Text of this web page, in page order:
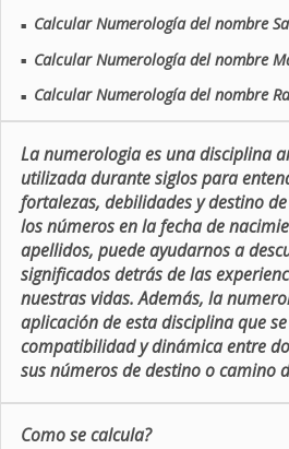
■ Calcular Numerología del nombre
■ Calcular Numerología del nombre
■ Calcular Numerología del nombre
La numerologia es una disciplina
utilizada durante siglos para
fortalezas, debilidades y destino
los números en la fecha de
apellidos, puede ayudarnos a
significados detrás de las
nuestras vidas. Además, la
aplicación de esta disciplina que
compatibilidad y dinámica entre
sus números de destino o camino
Como se calcula?